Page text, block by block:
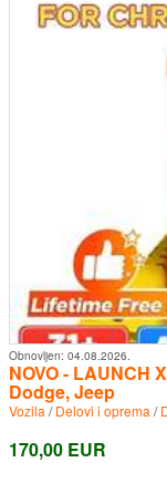
Obnovljen: 04.08.2026.
NOVO - LAUNCH
Dodge, Jeep
Vozila /Delovi i oprema /
170,00 EUR